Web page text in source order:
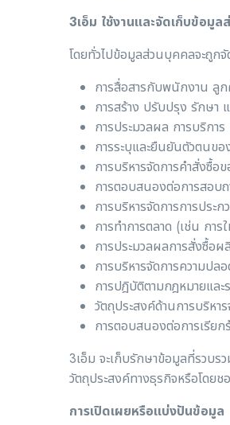
3เอ็ม ใช้งานและจัดเก็บข้อมู
โดยทั่วไปข้อมูลส่วนบุคคลจะถูก
การสื่อสารกับพนักงาน ลู
การสร้าง ปรับปรุง รักษา
การประมวลผล การบริกา
การระบุและยืนยันตัวตนข
การบริหารจัดการคำสั่งซื้อ
การตอบสนองต่อการสอบ
การบริหารจัดการการประ
การทำการตลาด (เช่น กา
การประมวลผลการสั่งซื้อ
การบริหารจัดการความปล
การปฎิบัติตามกฎหมายแล
วัตถุประสงค์ด้านการบริหา
การตอบสนองต่อการเรีย
3เอ็ม จะเก็บรักษาข้อมูลที่รวบร
วัตถุประสงค์ทางธุรกิจหรือโดย
การเปิดเผยหรือแบ่งปันข้อมูล